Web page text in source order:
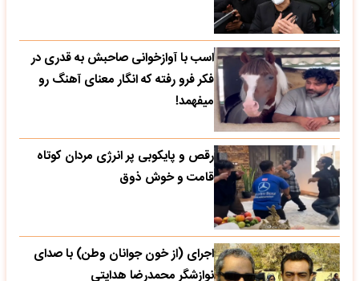
اسب با آوازخوانی صاحبش به قدری در
فکر فرو رفته که انگار معنای آهنگ رو
میفهمد!
رقص و پایکوبی پر انرژی مردان کوتاه
قامت و خوش ذوق
اجرای (از خون جوانان وطن) با صدای
نوازشگر محمدرضا هدایتی